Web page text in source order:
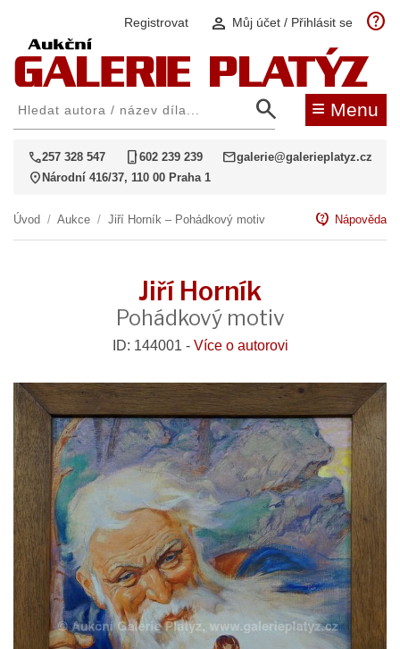
Registrovat person Můj účet / Přihlásit se help
search ≡ Menu
call257 328 547 phone_iphone602 239 239 mailgalerie@galerieplatyz.cz
location_on Národní 416/37, 110 00 Praha 1
Úvod / Aukce / Jiří Horník – Pohádkový motiv contact_support Nápověda
Jiří Horník
Pohádkový motiv
ID: 144001 - Více o autorovi